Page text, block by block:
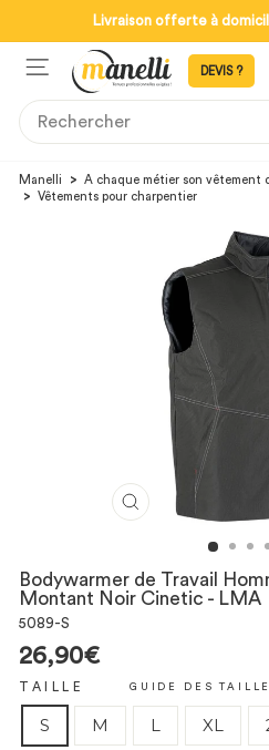
en
Livraison offerte à
NAVIGATION
SEARCH
Manelli > A chaque métier son vêtement
>
Vêtements pour charpentier
FERMER
Bodywarmer de Travail
Montant Noir Cinetic - LMA
5089-S
26,90€
GUIDE DES
TAILLE
S M L XL